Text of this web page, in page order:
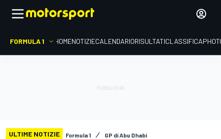
FORMULA 1 HOMENOTIZIECALENDARIORISULTATICLASSIFICA
ULTIME NOTIZIE Formula 1 GP di Abu Dhabi